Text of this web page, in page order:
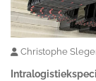
Christophe